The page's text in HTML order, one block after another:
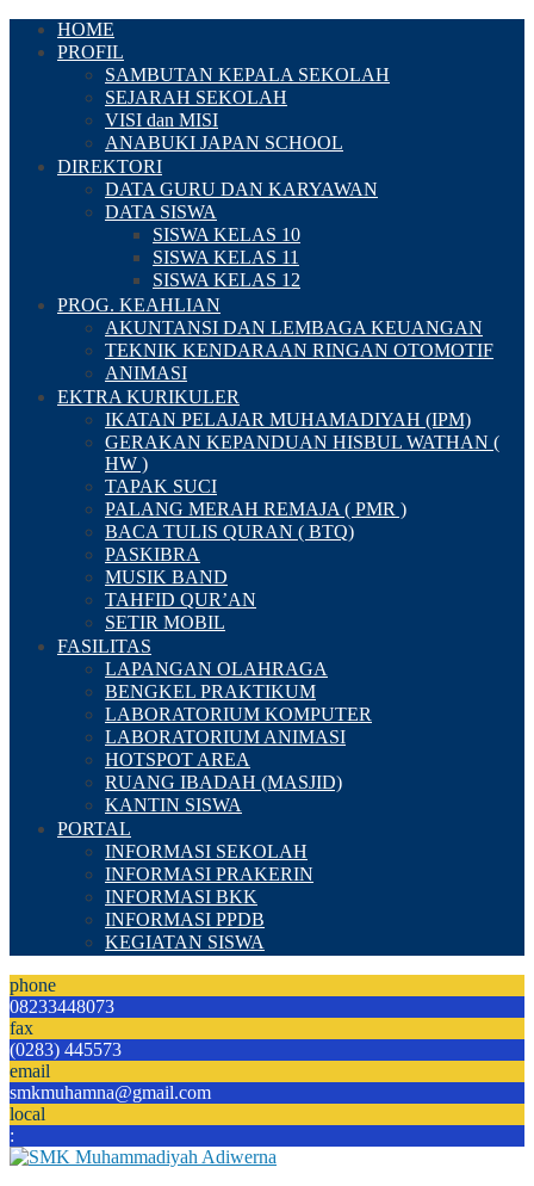
HOME
PROFIL
SAMBUTAN KEPALA SEKOLAH
SEJARAH SEKOLAH
VISI dan MISI
ANABUKI JAPAN SCHOOL
DIREKTORI
DATA GURU DAN KARYAWAN
DATA SISWA
SISWA KELAS 10
SISWA KELAS 11
SISWA KELAS 12
PROG. KEAHLIAN
AKUNTANSI DAN LEMBAGA KEUANGAN
TEKNIK KENDARAAN RINGAN OTOMOTIF
ANIMASI
EKTRA KURIKULER
IKATAN PELAJAR MUHAMADIYAH (IPM)
GERAKAN KEPANDUAN HISBUL WATHAN (
HW )
TAPAK SUCI
PALANG MERAH REMAJA ( PMR )
BACA TULIS QURAN ( BTQ)
PASKIBRA
MUSIK BAND
TAHFID QUR’AN
SETIR MOBIL
FASILITAS
LAPANGAN OLAHRAGA
BENGKEL PRAKTIKUM
LABORATORIUM KOMPUTER
LABORATORIUM ANIMASI
HOTSPOT AREA
RUANG IBADAH (MASJID)
KANTIN SISWA
PORTAL
INFORMASI SEKOLAH
INFORMASI PRAKERIN
INFORMASI BKK
INFORMASI PPDB
KEGIATAN SISWA
phone
08233448073
fax
(0283) 445573
email
smkmuhamna@gmail.com
local
: